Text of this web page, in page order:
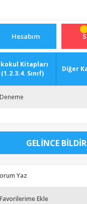
Hesabım
Kitapları
(1.2.3.4. Sınıf)
Diğer
GELİNCE BİLDİR
Yaz
Favorilerime Ekle